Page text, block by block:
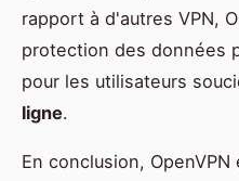
rapport à d'autres VPN,
protection des données
pour les utilisateurs
ligne.
En conclusion,